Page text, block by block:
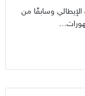
وسابقًا من